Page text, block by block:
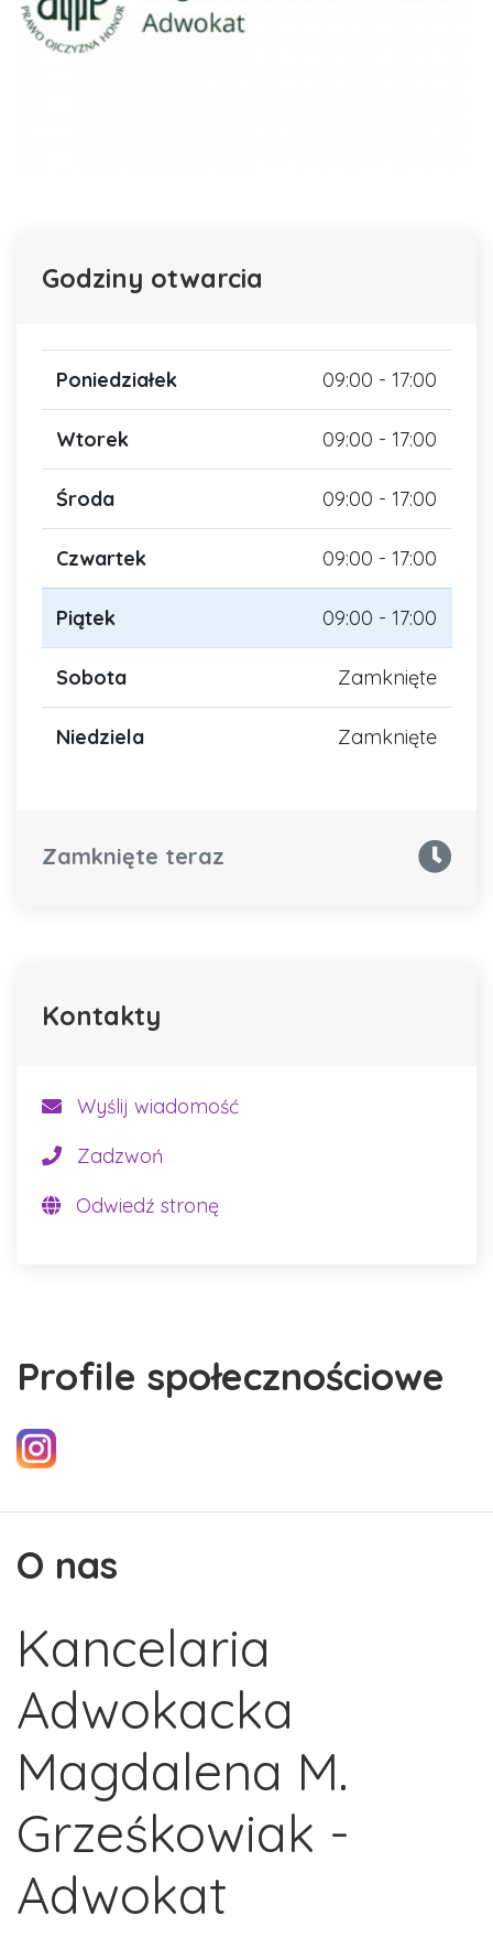
Profile społecznościowe
O nas
Kancelaria
Adwokacka
Magdalena M.
Grześkowiak -
Adwokat
Godziny otwarcia
Poniedziałek 09:00 - 17:00
Wtorek 09:00 - 17:00
Środa 09:00 - 17:00
Czwartek 09:00 - 17:00
Piątek 09:00 - 17:00
Sobota Zamknięte
Niedziela Zamknięte
Zamknięte teraz
Kontakty
Wyślij wiadomość
Zadzwoń
Odwiedź stronę